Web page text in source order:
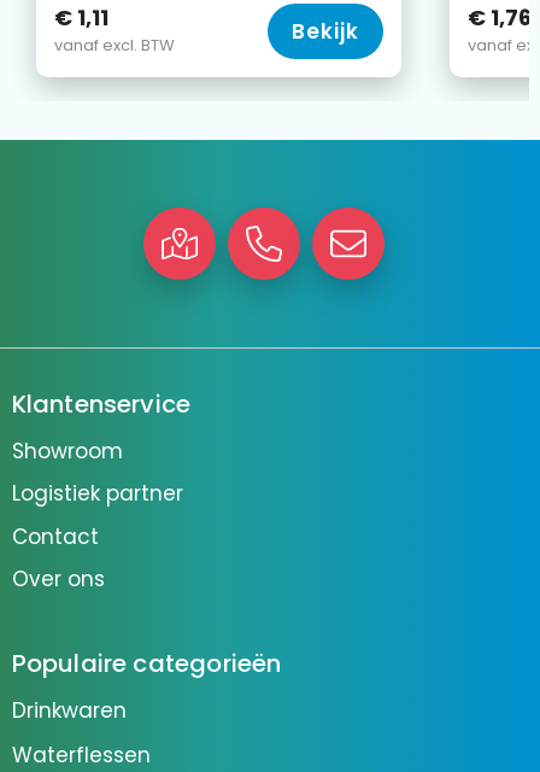
€ 1,11
vanaf excl. BTW Bekijk € 1,76
vanaf
Klantenservice
Showroom
Logistiek partner
Contact
Over ons
Populaire categorieën
Drinkwaren
Waterflessen